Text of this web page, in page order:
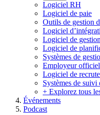
Logiciel RH
Logiciel de paie
Outils de gestion
Logiciel
Logiciel de
Logiciel de
Systèmes de
Employeur
Logiciel de
Systèmes de suivi
+ Explorez tous
Événements
Podcast